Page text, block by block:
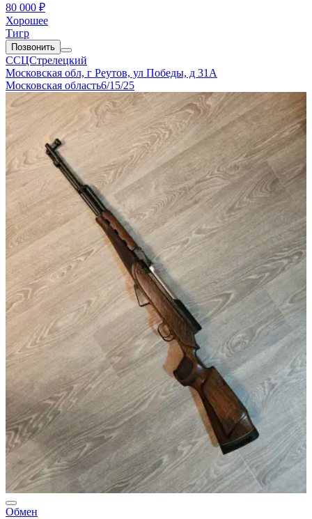
80 000 ₽
Хорошее
Тигр
Позвонить
ССЦСтрелецкий
Московская обл, г Реутов, ул Победы, д 31А
Московская область6/15/25
Обмен